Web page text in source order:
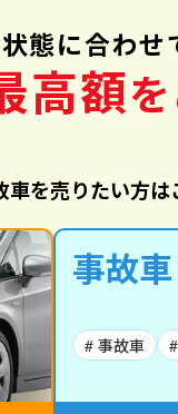
態に合わせ
高額
車を売りたい方は
事故
# 事故車